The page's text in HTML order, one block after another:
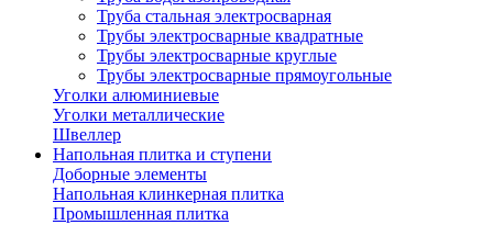
Труба стальная электросварная
Трубы электросварные квадратные
Трубы электросварные круглые
Трубы электросварные прямоугольные
Уголки алюминиевые
Уголки металлические
Швеллер
Напольная плитка и ступени
Доборные элементы
Напольная клинкерная плитка
Промышленная плитка